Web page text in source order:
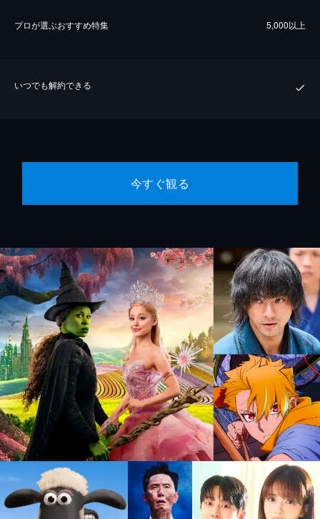
プロが選ぶおすすめ特集 5,000以上
いつでも解約できる
今すぐ観る